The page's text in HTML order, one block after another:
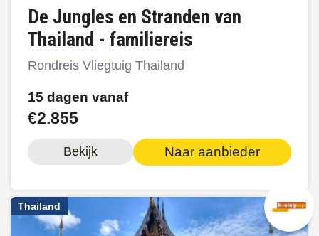
De Jungles en Stranden van
Thailand - familiereis
Rondreis Vliegtuig Thailand
15 dagen vanaf
€2.855
Bekijk Naar aanbieder
Thailand